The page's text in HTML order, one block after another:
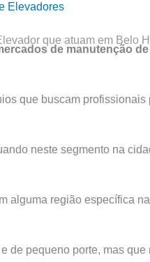
Elevadores
que atuam em Belo
de manutenção
que buscam
neste segmento na
alguma região específica
de pequeno porte, mas